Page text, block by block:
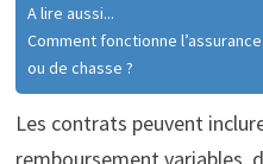
A lire aussi...
Comment fonctionne
ou de chasse ?
Les contrats peuvent
remboursement variables,